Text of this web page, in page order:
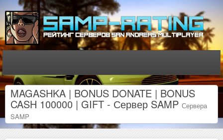
MAGASHKA | BONUS DONATE | BONUS
CASH 100000 | GIFT - Сервер SAMP Сервера
SAMP